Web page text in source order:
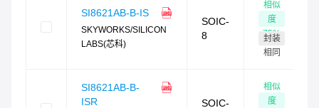
SI8621AB-B-IS
SKYWORKS/SILICON
LABS(芯科)
SOIC-
8
相似
度
75%
封装
相同
SI8621AB-B-
ISR
SOIC-
相似
度